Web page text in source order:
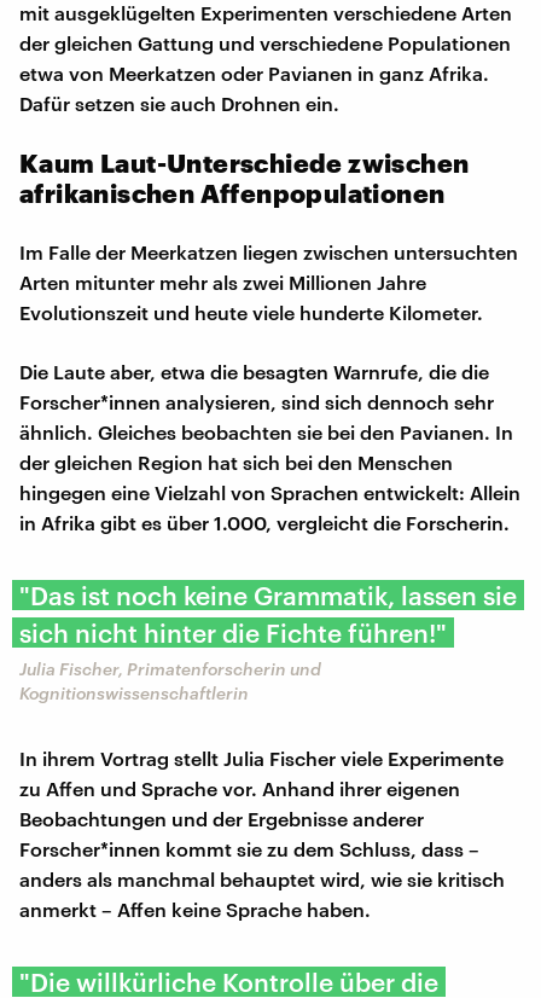
mit ausgeklügelten Experimenten verschiedene Arten
der gleichen Gattung und verschiedene Populationen
etwa von Meerkatzen oder Pavianen in ganz Afrika.
Dafür setzen sie auch Drohnen ein.
Kaum Laut-Unterschiede zwischen
afrikanischen Affenpopulationen
Im Falle der Meerkatzen liegen zwischen untersuchten
Arten mitunter mehr als zwei Millionen Jahre
Evolutionszeit und heute viele hunderte Kilometer.
Die Laute aber, etwa die besagten Warnrufe, die die
Forscher*innen analysieren, sind sich dennoch sehr
ähnlich. Gleiches beobachten sie bei den Pavianen. In
der gleichen Region hat sich bei den Menschen
hingegen eine Vielzahl von Sprachen entwickelt: Allein
in Afrika gibt es über 1.000, vergleicht die Forscherin.
"Das ist noch keine Grammatik, lassen sie
sich nicht hinter die Fichte führen!"
Julia Fischer, Primatenforscherin und
Kognitionswissenschaftlerin
In ihrem Vortrag stellt Julia Fischer viele Experimente
zu Affen und Sprache vor. Anhand ihrer eigenen
Beobachtungen und der Ergebnisse anderer
Forscher*innen kommt sie zu dem Schluss, dass –
anders als manchmal behauptet wird, wie sie kritisch
anmerkt – Affen keine Sprache haben.
"Die willkürliche Kontrolle über die